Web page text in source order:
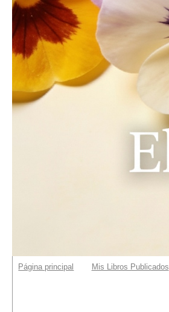
Página principal Mis Libros Publicados